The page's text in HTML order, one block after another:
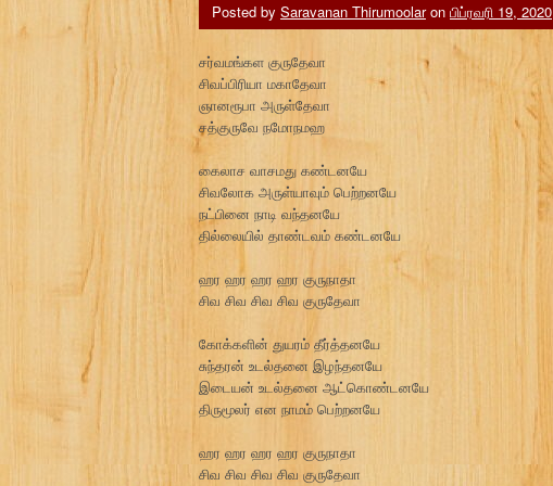
Posted by Saravanan Thirumoolaron பிப்ரவரி 19, 2020
சர்வமங்கள குருதேவா
சிவப்பிரியா மகாதேவா
ஞானரூபா அருள்தேவா
சத்குருவே நமோநமஹ
கைலாச வாசமது கண்டனயே
சிவலோக அருள்யாவும் பெற்றனயே
நட்பினை நாடி வந்தனயே
தில்லையில் தாண்டவம் கண்டனயே
ஹர ஹர ஹர ஹர குருநாதா
சிவ சிவ சிவ சிவ குருதேவா
கோக்களின் துயரம் தீர்த்தனயே
சுந்தரன் உடல்தனை இழந்தனயே
இடையன் உடல்தனை ஆட்கொண்டனயே
திருமூலர் என நாமம் பெற்றனயே
ஹர ஹர ஹர ஹர குருநாதா
சிவ சிவ சிவ சிவ குருதேவா